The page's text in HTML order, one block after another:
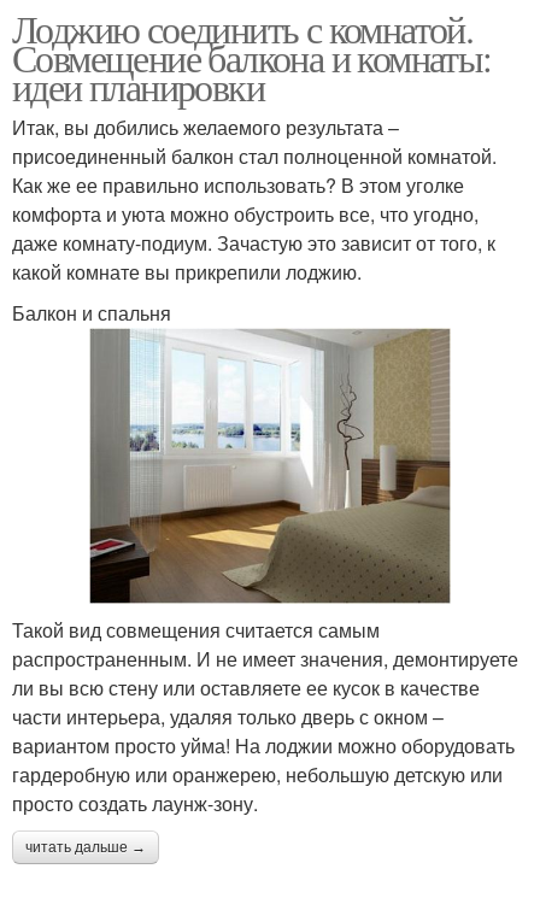
Лоджию соединить с комнатой.
Совмещение балкона и комнаты:
идеи планировки
Итак, вы добились желаемого результата –
присоединенный балкон стал полноценной комнатой.
Как же ее правильно использовать? В этом уголке
комфорта и уюта можно обустроить все, что угодно,
даже комнату-подиум. Зачастую это зависит от того, к
какой комнате вы прикрепили лоджию.
Балкон и спальня
Такой вид совмещения считается самым
распространенным. И не имеет значения, демонтируете
ли вы всю стену или оставляете ее кусок в качестве
части интерьера, удаляя только дверь с окном –
вариантом просто уйма! На лоджии можно оборудовать
гардеробную или оранжерею, небольшую детскую или
просто создать лаунж-зону.
читать дальше →